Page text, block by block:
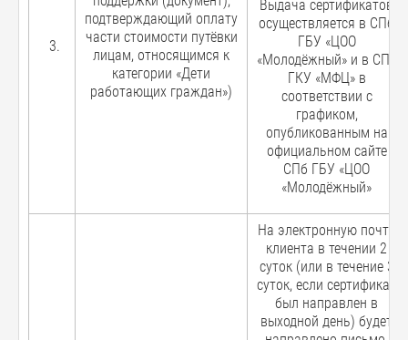
подтверждающий оплату
части стоимости путёвки
лицам, относящимся к
категории «Дети
работающих граждан»)
Выдача сертификатов
осуществляется в СПб
ГБУ «ЦОО
«Молодёжный» и в СПб
ГКУ «МФЦ» в
соответствии с
графиком,
опубликованным на
официальном сайте
СПб ГБУ «ЦОО
«Молодёжный»
На электронную почту
клиента в течении 2
суток (или в течение 3
суток, если сертификат
был направлен в
выходной день) будет